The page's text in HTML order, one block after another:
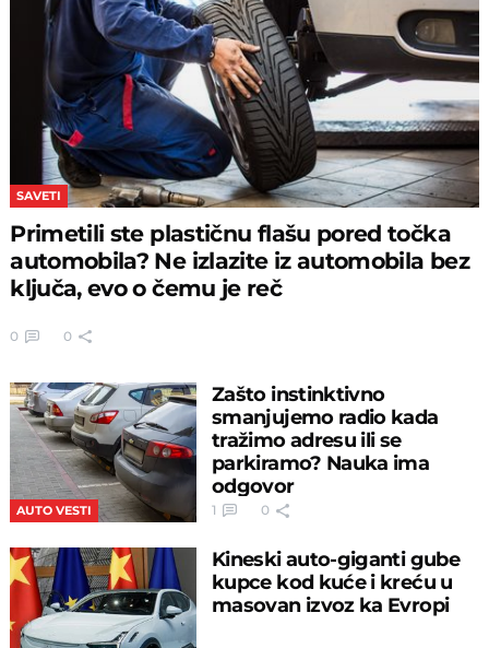
SAVETI
Primetili ste plastičnu flašu pored točka
automobila? Ne izlazite iz automobila bez
ključa, evo o čemu je reč
0 0
AUTO VESTI
Zašto instinktivno
smanjujemo radio kada
tražimo adresu ili se
parkiramo? Nauka ima
odgovor
1 0
Kineski auto-giganti gube
kupce kod kuće i kreću u
masovan izvoz ka Evropi